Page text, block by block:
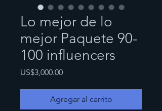
Lo mejor de lo
mejor Paquete 90-
100 influencers
US$3,000.00Precio
Agregar al carrito